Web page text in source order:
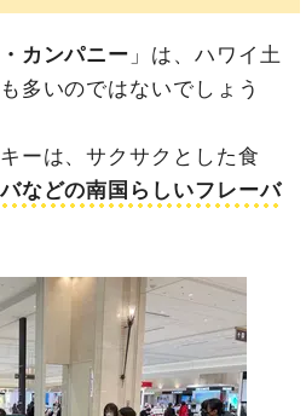
カンパニー 」は、ハワイ土
多いのではないでしょう
ーは、サクサクとした食
などの南国らしいフレーバ